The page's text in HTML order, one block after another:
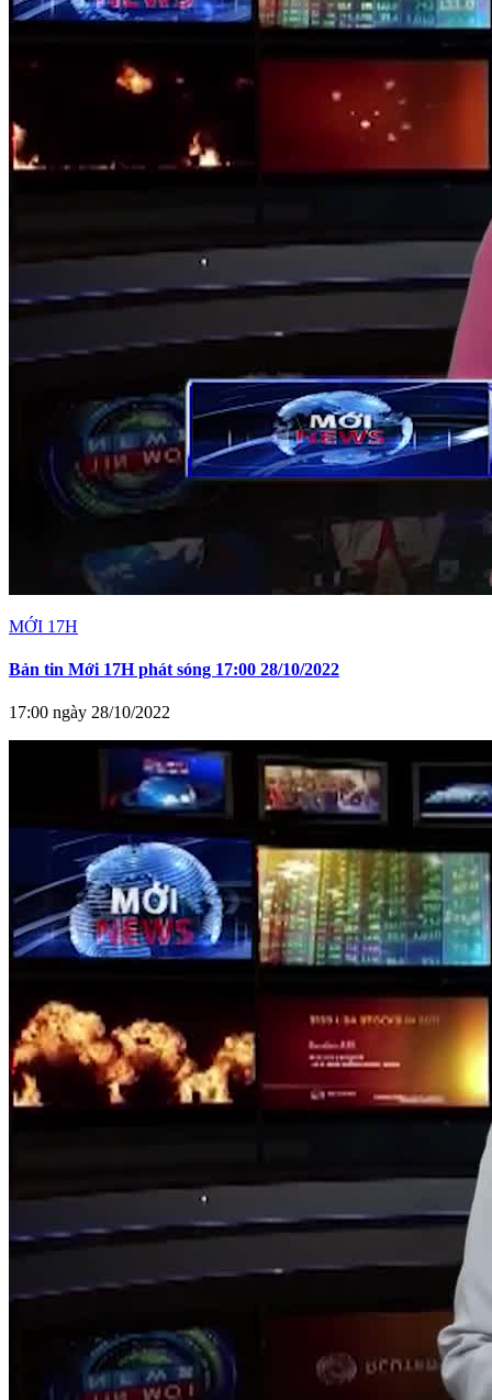
MỚI 17H
Bản tin Mới 17H phát sóng 17:00 28/10/2022
17:00 ngày 28/10/2022